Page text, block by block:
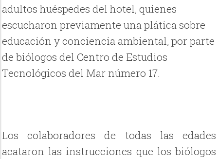
adultos huéspedes del hotel, quienes
escucharon previamente una plática sobre
educación y conciencia ambiental, por parte
de biólogos del Centro de Estudios
Tecnológicos del Mar número 17.
Los colaboradores de todas las edades
acataron las instrucciones que los biólogos